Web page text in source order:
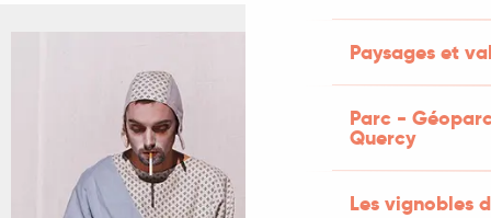
Paysages et
Parc -
Quercy
Les vignobles